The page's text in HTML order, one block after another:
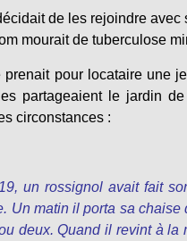
de les rejoindre
mourait de tuberculose
pour locataire une
partageaient le jardin
circonstances :
un rossignol avait fait
Un matin il porta sa
deux. Quand il revint à